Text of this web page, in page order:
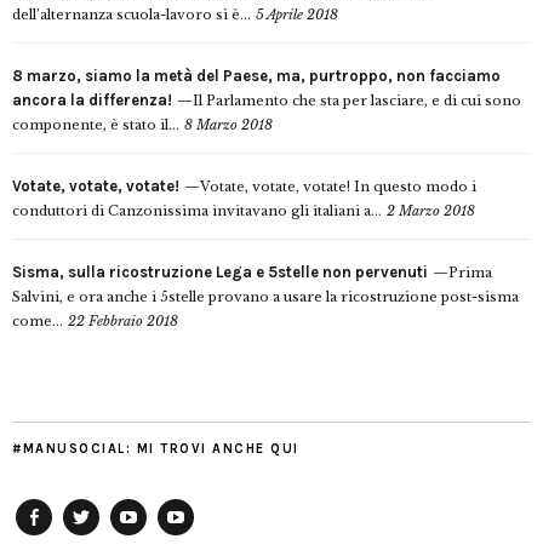
dell’alternanza scuola-lavoro si è... 5 Aprile 2018
8 marzo, siamo la metà del Paese, ma, purtroppo, non facciamo
ancora la differenza!
Il Parlamento che sta per lasciare, e di cui sono
componente, è stato il... 8 Marzo 2018
Votate, votate, votate!
Votate, votate, votate! In questo modo i
conduttori di Canzonissima invitavano gli italiani a... 2 Marzo 2018
Sisma, sulla ricostruzione Lega e 5stelle non pervenuti
Prima
Salvini, e ora anche i 5stelle provano a usare la ricostruzione post-sisma
come... 22 Febbraio 2018
#MANUSOCIAL: MI TROVI ANCHE QUI